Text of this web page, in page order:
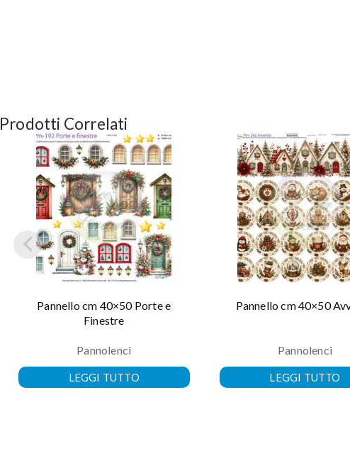
Prodotti Correlati
Pannello cm 40×50 Porte e
Finestre
Pannolenci
LEGGI TUTTO
Pannello cm 40×50
Pannolenci
LEGGI TUTTO